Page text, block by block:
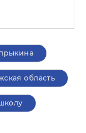
область